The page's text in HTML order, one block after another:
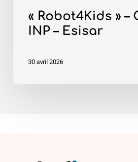
« Robot4Kids » –
INP – Esisar
30 avril 2026